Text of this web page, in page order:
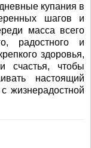
купания в
шагов и
масса всего
радостного и
здоровья,
счастья, чтобы
настоящий
жизнерадостной